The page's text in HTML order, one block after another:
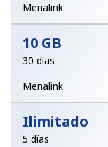
Menalink
10 GB
30 días
Menalink
Ilimitado
5 días